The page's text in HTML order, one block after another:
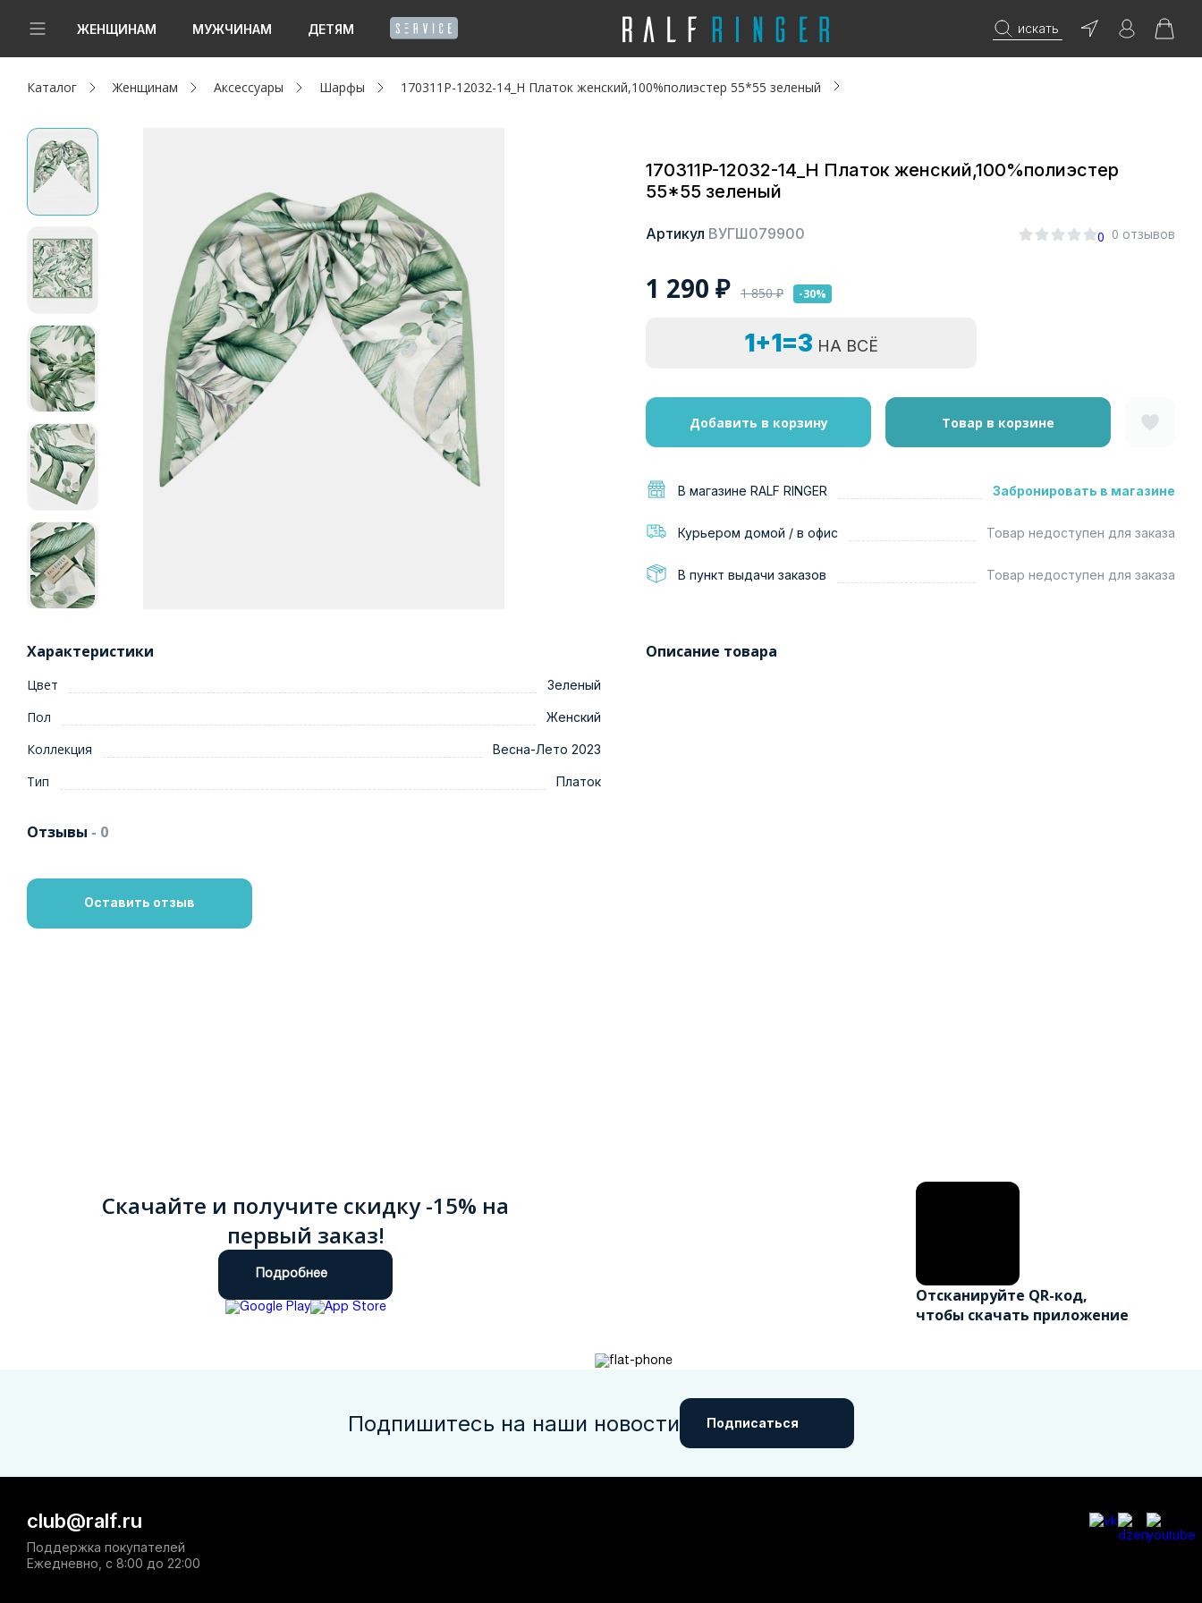
ЖЕНЩИНАМ МУЖЧИНАМ ДЕТЯМ искать
Новинки
Женщинам
Мужчинам
Капсула
Акции / Новости
Адреса магазинов
Каталог Женщинам Аксессуары Шарфы 170311P-12032-14_Н Платок женский,100%полиэстер 55*55 зеленый
170311P-12032-14_Н Платок женский,100%полиэстер
55*55 зеленый
Артикул ВУГШ079900 0 0 отзывов
1 290 ₽ 1 850₽ -30%
1+1=3 НА ВСЁ
Добавить в корзину Товар в корзине
В магазине RALF RINGER Забронировать в магазине
Курьером домой / в офис Товар недоступен для заказа
В пункт выдачи заказов Товар недоступен для заказа
Характеристики
Цвет Зеленый
Пол Женский
Коллекция Весна-Лето 2023
Тип Платок
Описание товара
Отзывы - 0
Оставить отзыв
Скачайте и получите скидку -15% на
первый заказ!
Подробнее
Отсканируйте QR-код,
чтобы скачать приложение
Подпишитесь на наши новости Подписаться
club@ralf.ru
Поддержка покупателей
Ежедневно, с 8:00 до 22:00